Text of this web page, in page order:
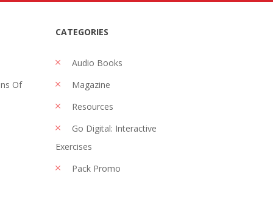
Of
CATEGORIES
Audio Books
Magazine
Resources
Go Digital: Interactive
Exercises
Pack Promo